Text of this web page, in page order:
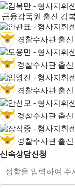
금융감독원 출신 김
경찰수사관 출신
경찰수사관 출신
경찰수사관 출신
경찰수사관 출신
경찰수사관 출신
신속상담신청